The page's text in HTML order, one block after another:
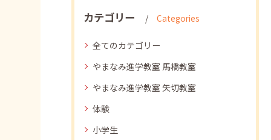
カテゴリー Categories
全てのカテゴリー
やまなみ進学教室 馬橋教室
やまなみ進学教室 矢切教室
体験
小学生